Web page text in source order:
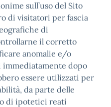
sull’uso del Sito
di visitatori per fascia
di
il corretto
anomalie e/o
immediatamente dopo
essere utilizzati per
da parte delle
di ipotetici reati